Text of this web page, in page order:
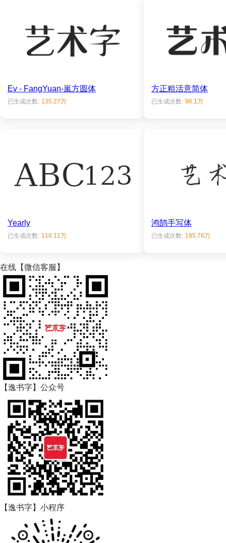
Ev - FangYuan-嵐方圆体
已生成次数: 135.27万
方正粗活意简体
已生成次数: 96.1万
Yearly
已生成次数: 116.11万
鸿鹄手写体
已生成次数: 195.76万
在线【微信客服】
【逸书字】公众号
【逸书字】小程序